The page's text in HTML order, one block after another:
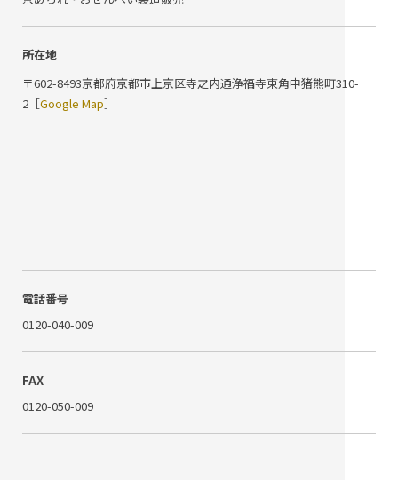
所在地
〒602-8493京都府京都市上京区寺之内通浄福寺東角中猪熊町310-
2 ［Google Map］
電話番号
0120-040-009
FAX
0120-050-009